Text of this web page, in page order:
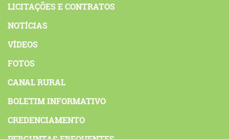
LICITAÇÕES E CONTRATOS
NOTÍCIAS
VÍDEOS
FOTOS
CANAL RURAL
BOLETIM INFORMATIVO
CREDENCIAMENTO